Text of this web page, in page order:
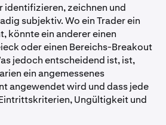
identifizieren, zeichnen und
subjektiv. Wo ein Trader ein
könnte ein anderer einen
oder einen Bereichs-Breakout
jedoch entscheidend ist, ist,
ein angemessenes
angewendet wird und dass jede
Ungültigkeit und